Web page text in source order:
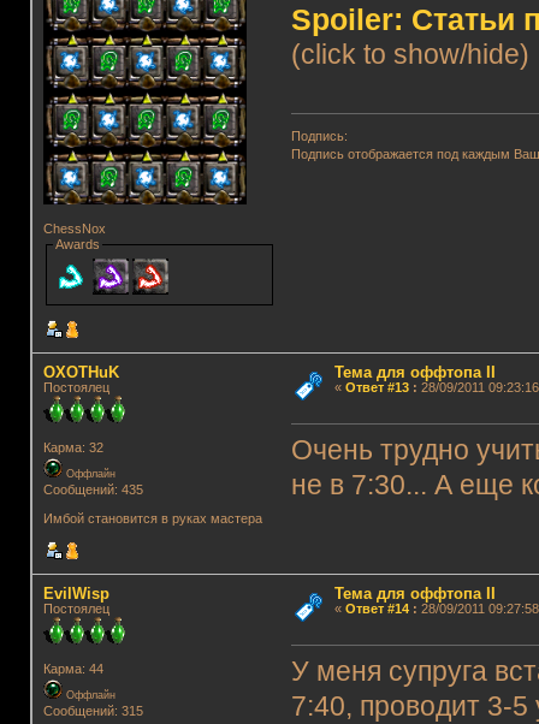
ChessNox
Awards
Spoiler: Статьи
(click to show/hide)
Подпись:
Подпись отображается под каждым
OXOTHuK
Постоялец
Карма: 32
Оффлайн
Сообщений: 435
Имбой становится в руках мастера
Тема для оффтопа II
« Ответ #13: 28/09/2011
Очень трудно
не в 7:30... А еще
EvilWisp
Постоялец
Карма: 44
Оффлайн
Сообщений: 315
Тема для оффтопа II
« Ответ #14: 28/09/2011
У меня супруга
7:40, проводит 3-